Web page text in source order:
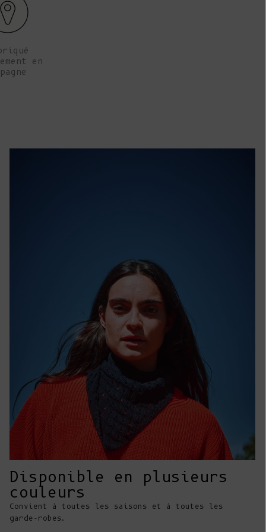
Costa Rica
(CRC ₡)
Côte d'Ivoire
(XOF Fr)
Croatie (EUR
Curaçao (ANG
ƒ)
Chypre (EUR €)
Tchèque (CZK
Kč)
Danemark (DKK
en
Disponible en plusieurs
couleurs
Convient à toutes les saisons et à toutes les
garde-robes.